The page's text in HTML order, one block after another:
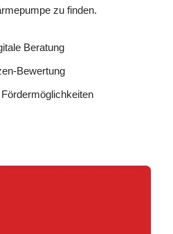
zu finden.
Beratung
Bewertung